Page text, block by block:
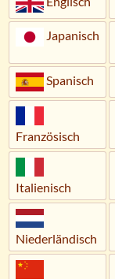
Japanisch
Spanisch
Französisch
Italienisch
Niederländisch